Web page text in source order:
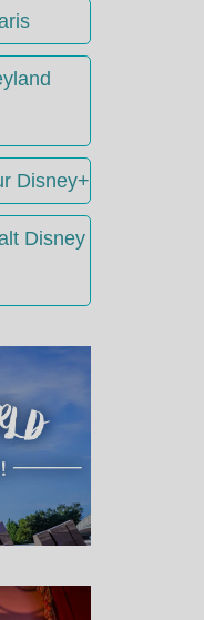
Disney+
Disney